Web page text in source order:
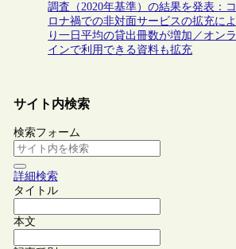
調査（2020年基準）の結果を発表：コ
ロナ禍での非対面サービスの拡充によ
り一日平均の貸出冊数が増加／オンラ
インで利用できる資料も拡充
サイト内検索
検索フォーム
詳細検索
タイトル
本文